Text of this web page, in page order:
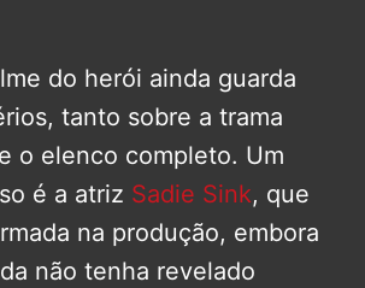
do herói ainda guarda
tanto sobre a trama
o elenco completo. Um
é a atriz Sadie Sink, que
na produção, embora
não tenha revelado